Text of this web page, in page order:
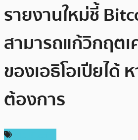
รายงานใหม่ชี้
สามารถแก้วิกฤต
ของเอธิโอเปียได้
ต้องการ